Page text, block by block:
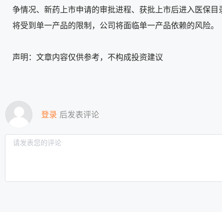
争情况、新药上市申请的审批进程、获批上市后进入医保
将受到单一产品的限制，公司将面临单一产品依赖的风险。
声明：文章内容仅供参考，不构成投资建议
登录 后发表评论